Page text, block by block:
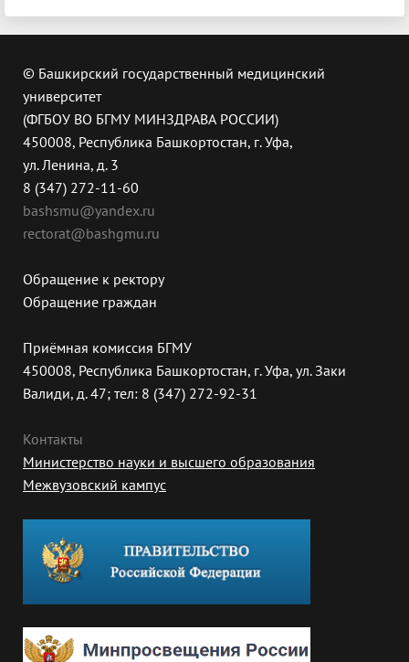
© Башкирский государственный медицинский
университет
(ФГБОУ ВО БГМУ МИНЗДРАВА РОССИИ)
450008, Республика Башкортостан, г. Уфа,
ул. Ленина, д. 3
8 (347) 272-11-60
bashsmu@yandex.ru
rectorat@bashgmu.ru
Обращение к ректору
Обращение граждан
Приёмная комиссия БГМУ
450008, Республика Башкортостан, г. Уфа, ул. Заки
Валиди, д. 47; тел: 8 (347) 272-92-31
Контакты
Министерство науки и высшего образования
Межвузовский кампус